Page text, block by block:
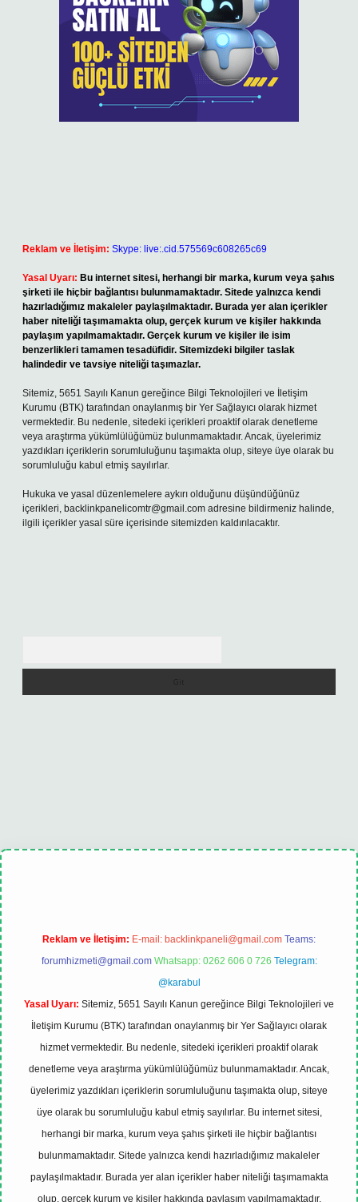
Reklam ve İletişim: Skype: live:.cid.575569c608265c69
Yasal Uyarı: Bu internet sitesi, herhangi bir marka, kurum veya şahıs
şirketi ile hiçbir bağlantısı bulunmamaktadır. Sitede yalnızca kendi
hazırladığımız makaleler paylaşılmaktadır. Burada yer alan içerikler
haber niteliği taşımamakta olup, gerçek kurum ve kişiler hakkında
paylaşım yapılmamaktadır. Gerçek kurum ve kişiler ile isim
benzerlikleri tamamen tesadüfidir. Sitemizdeki bilgiler taslak
halindedir ve tavsiye niteliği taşımazlar.
Sitemiz, 5651 Sayılı Kanun gereğince Bilgi Teknolojileri ve İletişim
Kurumu (BTK) tarafından onaylanmış bir Yer Sağlayıcı olarak hizmet
vermektedir. Bu nedenle, sitedeki içerikleri proaktif olarak denetleme
veya araştırma yükümlülüğümüz bulunmamaktadır. Ancak, üyelerimiz
yazdıkları içeriklerin sorumluluğunu taşımakta olup, siteye üye olarak bu
sorumluluğu kabul etmiş sayılırlar.
Hukuka ve yasal düzenlemelere aykırı olduğunu düşündüğünüz
içerikleri, backlinkpanelicomtr@gmail.com adresine bildirmeniz halinde,
ilgili içerikler yasal süre içerisinde sitemizden kaldırılacaktır.
tulipbet güncel
Reklam ve İletişim: E-mail: backlinkpaneli@gmail.com Teams:
forumhizmeti@gmail.com Whatsapp: 0262 606 0 726 Telegram:
@karabul
Yasal Uyarı: Sitemiz, 5651 Sayılı Kanun gereğince Bilgi Teknolojileri ve
İletişim Kurumu (BTK) tarafından onaylanmış bir Yer Sağlayıcı olarak
hizmet vermektedir. Bu nedenle, sitedeki içerikleri proaktif olarak
denetleme veya araştırma yükümlülüğümüz bulunmamaktadır. Ancak,
üyelerimiz yazdıkları içeriklerin sorumluluğunu taşımakta olup, siteye
üye olarak bu sorumluluğu kabul etmiş sayılırlar. Bu internet sitesi,
herhangi bir marka, kurum veya şahıs şirketi ile hiçbir bağlantısı
bulunmamaktadır. Sitede yalnızca kendi hazırladığımız makaleler
paylaşılmaktadır. Burada yer alan içerikler haber niteliği taşımamakta
olup, gerçek kurum ve kişiler hakkında paylaşım yapılmamaktadır.